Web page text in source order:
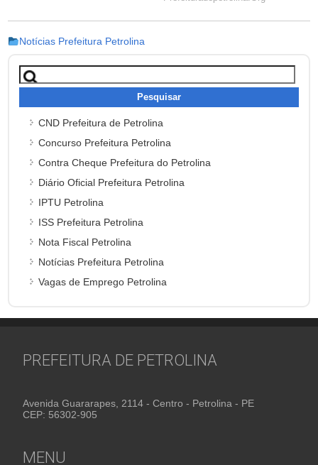
Notícias Prefeitura Petrolina
Pesquisar
por:
CND Prefeitura de Petrolina
Concurso Prefeitura Petrolina
Contra Cheque Prefeitura do Petrolina
Diário Oficial Prefeitura Petrolina
IPTU Petrolina
ISS Prefeitura Petrolina
Nota Fiscal Petrolina
Notícias Prefeitura Petrolina
Vagas de Emprego Petrolina
PREFEITURA DE PETROLINA
Avenida Guararapes, 2114 - Centro - Petrolina - PE
CEP: 56302-905
MENU